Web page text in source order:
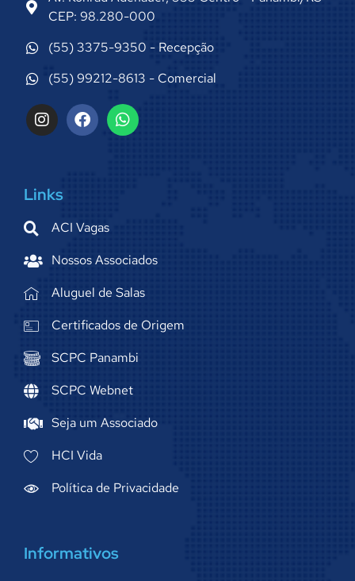
CEP: 98.280-000
(55) 3375-9350 - Recepção
(55) 99212-8613 - Comercial
Links
ACI Vagas
Nossos Associados
Aluguel de Salas
Certificados de Origem
SCPC Panambi
SCPC Webnet
Seja um Associado
HCI Vida
Política de Privacidade
Informativos